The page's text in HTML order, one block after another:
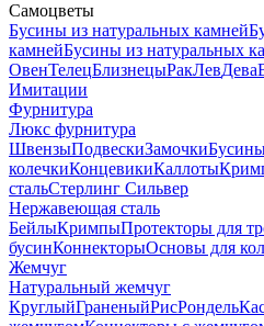
Самоцветы
Бусины из натуральных камней
камнейБусины из натуральных
ОвенТелецБлизнецыРакЛевДева
Имитации
Фурнитура
Люкс фурнитура
ШвензыПодвескиЗамочки
колечкиКонцевикиКаллоты
стальСтерлинг Сильвер
Нержавеющая сталь
БейлыКримпыПротекторы для
бусинКоннекторыОсновы для
Жемчуг
Натуральный жемчуг
КруглыйГраненыйРисРондель